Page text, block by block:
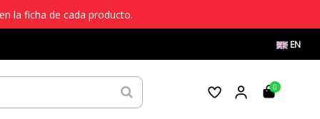
la ficha de cada producto.
EN
0